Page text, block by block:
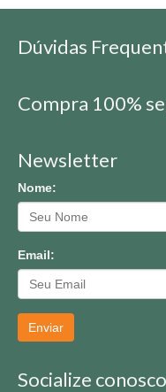
Dúvidas
Compra 100%
Newsletter
Nome:
Email:
Enviar
Socialize conosco